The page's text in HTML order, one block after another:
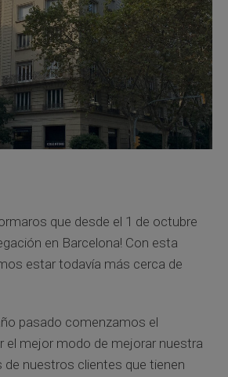
que desde el 1 de octubre
en Barcelona! Con esta
estar todavía más cerca de
pasado comenzamos el
el mejor modo de mejorar nuestra
de nuestros clientes que tienen